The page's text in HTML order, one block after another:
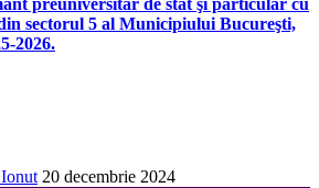
sectorul 5 al Municipiului Bucureşti,
2026.
20 decembrie 2024